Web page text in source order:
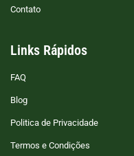
Contato
Links Rápidos
FAQ
Blog
Politica de Privacidade
Termos e Condições